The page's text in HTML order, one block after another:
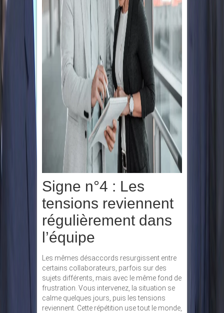
Signe n°4 : Les
tensions reviennent
régulièrement dans
l’équipe
Les mêmes désaccords resurgissent entre
certains collaborateurs, parfois sur des
sujets différents, mais avec le même fond de
frustration. Vous intervenez, la situation se
calme quelques jours, puis les tensions
reviennent. Cette répétition use tout le monde,